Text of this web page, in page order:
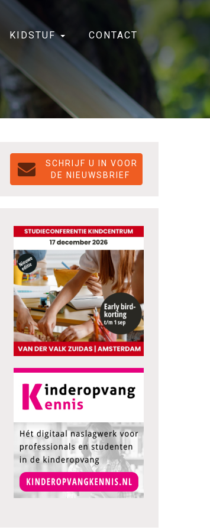
KIDSTUF CONTACT
DE NIEUWSBRIEF